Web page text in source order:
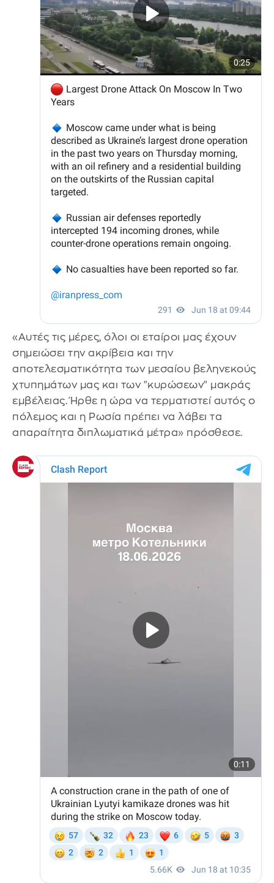
«Αυτές τις μέρες, όλοι οι εταίροι μας έχουν
σημειώσει την ακρίβεια και την
αποτελεσματικότητα των μεσαίου βεληνεκούς
χτυπημάτων μας και των "κυρώσεων" μακράς
εμβέλειας. Ήρθε η ώρα να τερματιστεί αυτός ο
πόλεμος και η Ρωσία πρέπει να λάβει τα
απαραίτητα διπλωματικά μέτρα» πρόσθεσε.